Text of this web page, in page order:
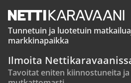
Tunnetuin ja luotetuin
markkinapaikka
Ilmoita
Tavoitat eniten kiinnostuneita